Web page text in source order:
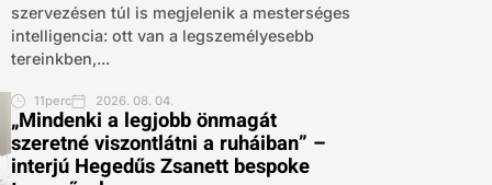
szervezésen túl is megjelenik a mesterséges
intelligencia: ott van a legszemélyesebb
tereinkben,...
11perc 2026. 08. 04.
„Mindenki a legjobb önmagát
szeretné viszontlátni a ruháiban” –
interjú Hegedűs Zsanett bespoke